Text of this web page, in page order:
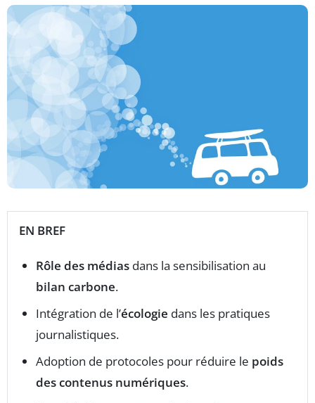
EN BREF
Rôle des médias dans la sensibilisation au
bilan carbone.
Intégration de l’écologie dans les pratiques
journalistiques.
Adoption de protocoles pour réduire le poids
des contenus numériques.